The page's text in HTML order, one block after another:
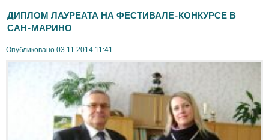
ДИПЛОМ ЛАУРЕАТА НА ФЕСТИВАЛЕ-КОНКУРСЕ В
САН-МАРИНО
Опубликовано 03.11.2014 11:41